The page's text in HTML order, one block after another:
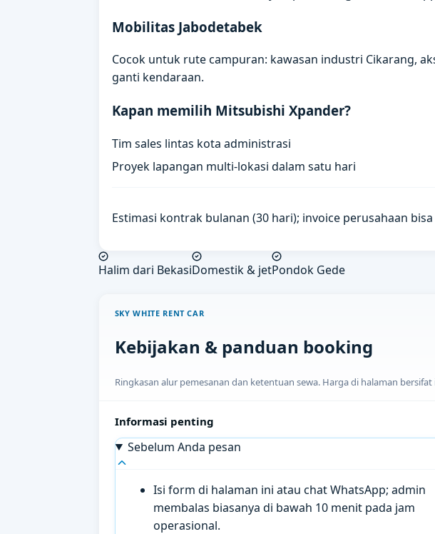
Mobilitas Jabodetabek
Cocok untuk rute campuran: kawasan industri Cikarang,
ganti kendaraan.
Kapan memilih Mitsubishi Xpander?
Tim sales lintas kota administrasi
Proyek lapangan multi-lokasi dalam satu hari
Estimasi kontrak bulanan (30 hari); invoice perusahaan
Halim dari BekasiDomestik & jetPondok Gede
SKY WHITE RENT CAR
Kebijakan & panduan booking
Ringkasan alur pemesanan dan ketentuan sewa. Harga di halaman
Informasi penting
Sebelum Anda pesan
Isi form di halaman ini atau chat WhatsApp; admin
membalas biasanya di bawah 10 menit pada jam
operasional.